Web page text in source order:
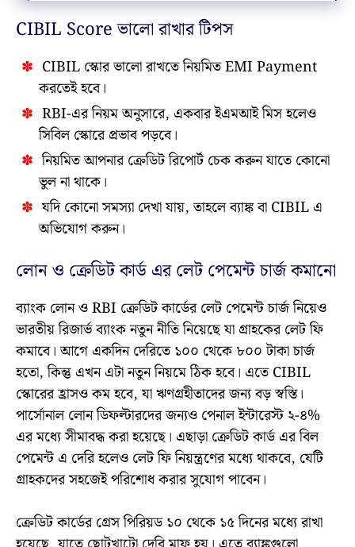
CIBIL Score ভালো রাখার টিপস
CIBIL স্কোর ভালো রাখতে নিয়মিত EMI Payment
করতেই হবে।
RBI-এর নিয়ম অনুসারে, একবার ইএমআই মিস হলেও
সিবিল স্কোরে প্রভাব পড়বে।
নিয়মিত আপনার ক্রেডিট রিপোর্ট চেক করুন যাতে কোনো
ভুল না থাকে।
যদি কোনো সমস্যা দেখা যায়, তাহলে ব্যাঙ্ক বা CIBIL এ
অভিযোগ করুন।
লোন ও ক্রেডিট কার্ড এর লেট পেমেন্ট চার্জ কমানো
ব্যাংক লোন ও RBI ক্রেডিট কার্ডের লেট পেমেন্ট চার্জ নিয়েও
ভারতীয় রিজার্ভ ব্যাংক নতুন নীতি নিয়েছে যা গ্রাহকের লেট ফি
কমাবে। আগে একদিন দেরিতে ১০০ থেকে ৮০০ টাকা চার্জ
হতো, কিন্তু এখন এটা নতুন নিয়মে ঠিক হবে। এতে CIBIL
স্কোরের হ্রাসও কম হবে, যা ঋণগ্রহীতাদের জন্য বড় স্বস্তি।
পার্সোনাল লোন ডিফল্টারদের জন্যও পেনাল ইন্টারেস্ট ২-৪%
এর মধ্যে সীমাবদ্ধ করা হয়েছে। এছাড়া ক্রেডিট কার্ড এর বিল
পেমেন্ট এ দেরি হলেও লেট ফি নিয়ন্ত্রণের মধ্যে থাকবে, যেটি
গ্রাহকদের সহজেই পরিশোধ করার সুযোগ পাবেন।
ক্রেডিট কার্ডের গ্রেস পিরিয়ড ১০ থেকে ১৫ দিনের মধ্যে রাখা